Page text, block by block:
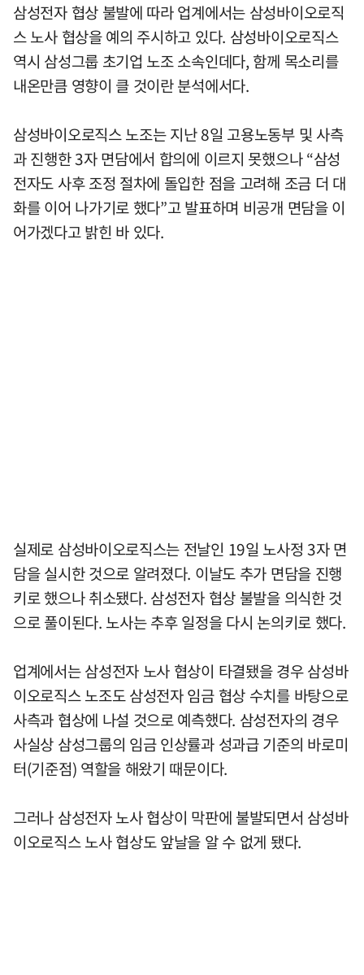
삼성전자 협상 불발에 따라 업계에서는 삼성바이오로직
스 노사 협상을 예의 주시하고 있다. 삼성바이오로직스
역시 삼성그룹 초기업 노조 소속인데다, 함께 목소리를
내온만큼 영향이 클 것이란 분석에서다.
삼성바이오로직스 노조는 지난 8일 고용노동부 및 사측
과 진행한 3자 면담에서 합의에 이르지 못했으나 “삼성
전자도 사후 조정 절차에 돌입한 점을 고려해 조금 더 대
화를 이어 나가기로 했다”고 발표하며 비공개 면담을 이
어가겠다고 밝힌 바 있다.
실제로 삼성바이오로직스는 전날인 19일 노사정 3자 면
담을 실시한 것으로 알려졌다. 이날도 추가 면담을 진행
키로 했으나 취소됐다. 삼성전자 협상 불발을 의식한 것
으로 풀이된다. 노사는 추후 일정을 다시 논의키로 했다.
업계에서는 삼성전자 노사 협상이 타결됐을 경우 삼성바
이오로직스 노조도 삼성전자 임금 협상 수치를 바탕으로
사측과 협상에 나설 것으로 예측했다. 삼성전자의 경우
사실상 삼성그룹의 임금 인상률과 성과급 기준의 바로미
터(기준점) 역할을 해왔기 때문이다.
그러나 삼성전자 노사 협상이 막판에 불발되면서 삼성바
이오로직스 노사 협상도 앞날을 알 수 없게 됐다.